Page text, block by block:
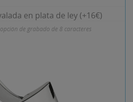
en plata de ley (+16€)
de grabado de 8 caracteres